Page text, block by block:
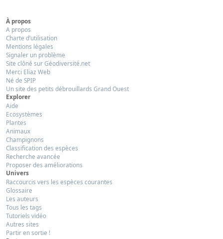
À propos
A propos
Charte d’utilisation
Mentions légales
Signaler un problème
Site clôné sur Géodiversité.net
Merci Eliaz Web
Né de SPIP
Un site des petits débrouillards Grand Ouest
Explorer
Aide
Ecosystèmes
Plantes
Animaux
Champignons
Classification des espèces
Recherche avancée
Proposer des améliorations
Univers
Raccourcis vers les espèces courantes
Glossaire
Les auteurs
Tous les tags
Tutoriels vidéo
Autres sites
Partir en sortie !